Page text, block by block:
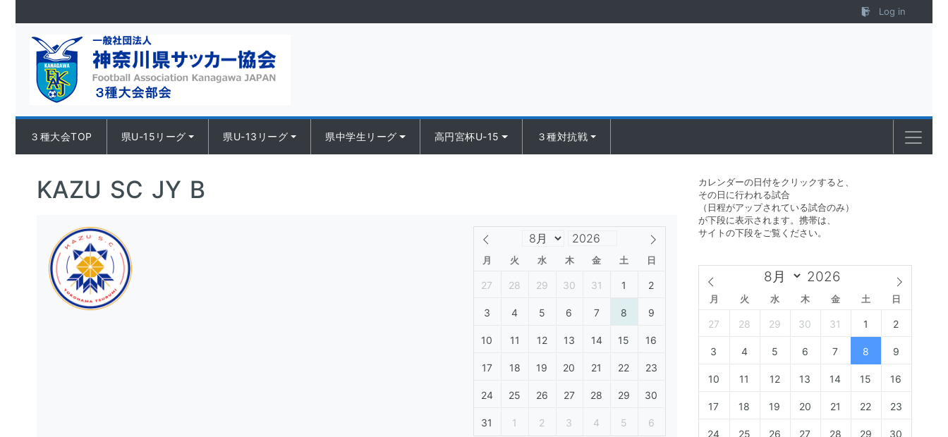
Log in
３種大会TOP 県U-15リーグ 県U-13リーグ 県中学生リーグ 高円宮杯U-15 ３種対抗戦
KAZU SC JY B
月 火 水 木 金 土 日
27 28 29 30 31 1 2
3 4 5 6 7 8 9
10 11 12 13 14 15 16
17 18 19 20 21 22 23
24 25 26 27 28 29 30
31 1 2 3 4 5 6
カレンダーの日付をクリックすると、
その日に行われる試合
（日程がアップされている試合のみ）
が下段に表示されます。携帯は、
サイトの下段をご覧ください。
月 火 水 木 金 土 日
27 28 29 30 31 1 2
3 4 5 6 7 8 9
10 11 12 13 14 15 16
17 18 19 20 21 22 23
24 25 26 27 28 29 30